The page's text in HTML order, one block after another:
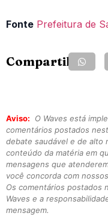
Fonte Prefeitura de
Compartilhe:
Aviso:
O Waves está
comentários postados
debate saudável e de alto
conteúdo da matéria em
mensagens que
você concorda com
Os comentários postados
Waves e a
mensagem.